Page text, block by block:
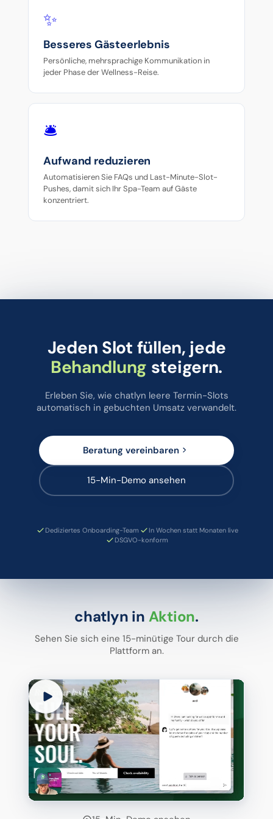
✨
Besseres Gästeerlebnis
Persönliche, mehrsprachige Kommunikation in
jeder Phase der Wellness-Reise.
🛎️
Aufwand reduzieren
Automatisieren Sie FAQs und Last-Minute-Slot-
Pushes, damit sich Ihr Spa-Team auf Gäste
konzentriert.
Jeden Slot füllen, jede
Behandlung steigern.
Erleben Sie, wie chatlyn leere Termin-Slots
automatisch in gebuchten Umsatz verwandelt.
Beratung vereinbaren
15-Min-Demo ansehen
Dediziertes Onboarding-Team
In Wochen statt Monaten live
DSGVO-konform
chatlyn in Aktion.
Sehen Sie sich eine 15-minütige Tour durch die
Plattform an.